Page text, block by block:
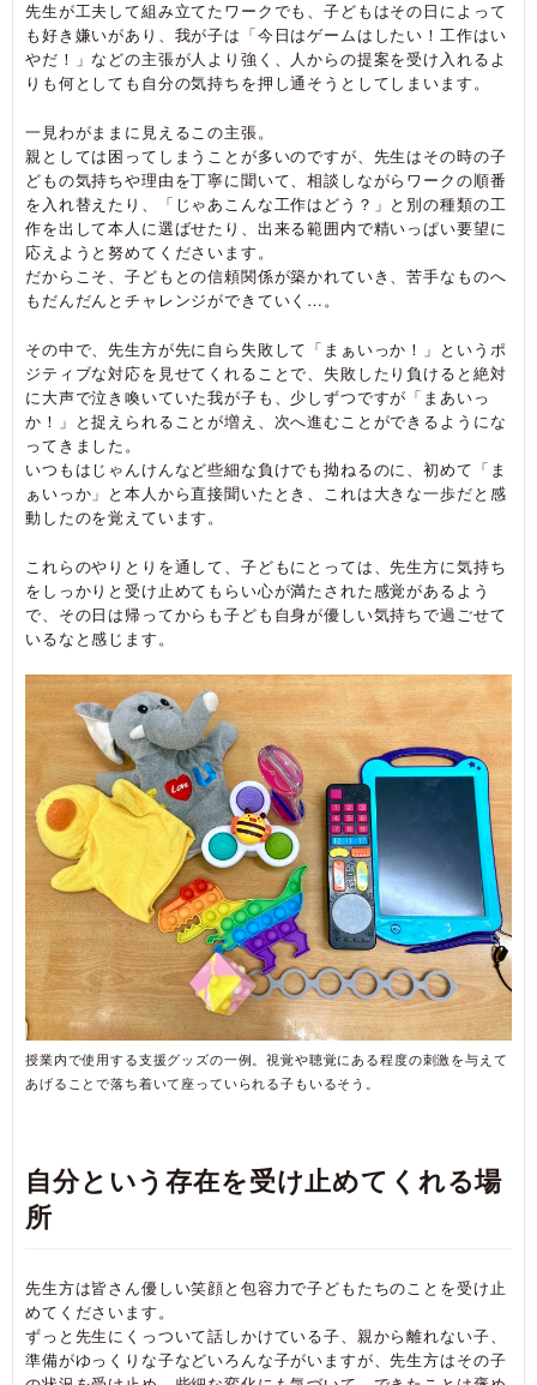
先生が工夫して組み立てたワークでも、子どもはその日によって
も好き嫌いがあり、我が子は「今日はゲームはしたい！工作はい
やだ！」などの主張が人より強く、人からの提案を受け入れるよ
りも何としても自分の気持ちを押し通そうとしてしまいます。
一見わがままに見えるこの主張。
親としては困ってしまうことが多いのですが、先生はその時の子
どもの気持ちや理由を丁寧に聞いて、相談しながらワークの順番
を入れ替えたり、「じゃあこんな工作はどう？」と別の種類の工
作を出して本人に選ばせたり、出来る範囲内で精いっぱい要望に
応えようと努めてくださいます。
だからこそ、子どもとの信頼関係が築かれていき、苦手なものへ
もだんだんとチャレンジができていく…。
その中で、先生方が先に自ら失敗して「まぁいっか！」というポ
ジティブな対応を見せてくれることで、失敗したり負けると絶対
に大声で泣き喚いていた我が子も、少しずつですが「まあいっ
か！」と捉えられることが増え、次へ進むことができるようにな
ってきました。
いつもはじゃんけんなど些細な負けでも拗ねるのに、初めて「ま
ぁいっか」と本人から直接聞いたとき、これは大きな一歩だと感
動したのを覚えています。
これらのやりとりを通して、子どもにとっては、先生方に気持ち
をしっかりと受け止めてもらい心が満たされた感覚があるよう
で、その日は帰ってからも子ども自身が優しい気持ちで過ごせて
いるなと感じます。
授業内で使用する支援グッズの一例。視覚や聴覚にある程度の刺激を与えて
あげることで落ち着いて座っていられる子もいるそう。
自分という存在を受け止めてくれる場
所
先生方は皆さん優しい笑顔と包容力で子どもたちのことを受け止
めてくださいます。
ずっと先生にくっついて話しかけている子、親から離れない子、
準備がゆっくりな子などいろんな子がいますが、先生方はその子